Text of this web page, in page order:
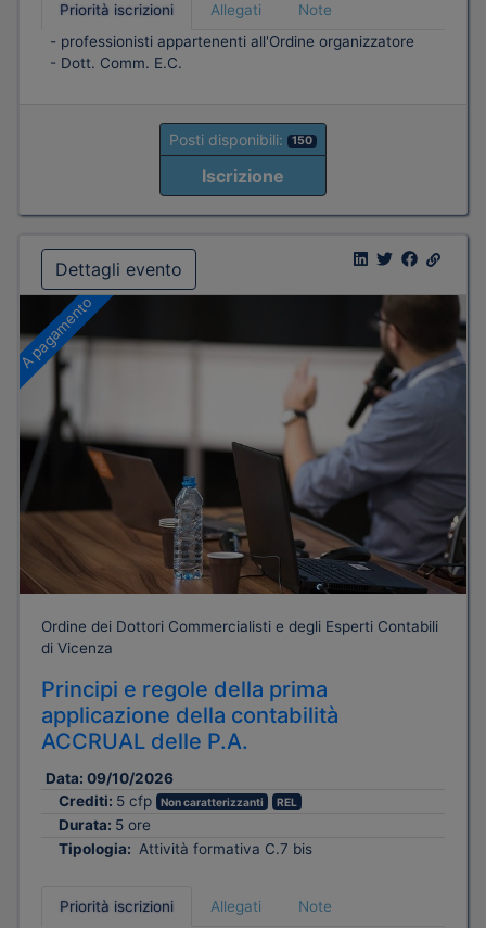
Priorità iscrizioni Allegati
Note
- professionisti appartenenti all'Ordine organizzatore
- Dott. Comm. E.C.
Posti disponibili: 150
Iscrizione
Dettagli evento
A pagamento
Ordine dei Dottori Commercialisti e degli Esperti Contabili
di Vicenza
Principi e regole della prima
applicazione della contabilità
ACCRUAL delle P.A.
Data: 09/10/2026
Crediti: 5 cfp Non caratterizzanti REL
Durata: 5 ore
Tipologia: Attività formativa C.7 bis
Priorità iscrizioni Allegati
Note